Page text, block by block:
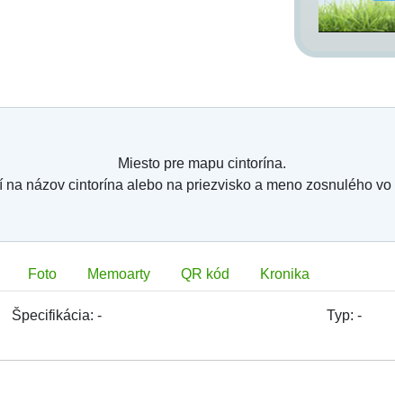
Miesto pre mapu cintorína.
názov cintorína alebo na priezvisko a meno zosnulého vo
Foto Memoarty QR kód Kronika
Špecifikácia:- Typ: -